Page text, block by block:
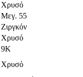
Χρυσό
Μεγ. 55
Ζιργκόν
Χρυσό
9K
Χρυσό